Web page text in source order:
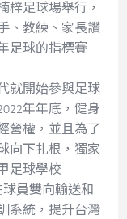
梓足球場舉行，
、教練、家長讚
足球的指標賽
就開始參與足球
年年底，健身
營權，並且為了
向下扎根，獨家
足球學校
球員雙向輸送和
系統，提升台灣